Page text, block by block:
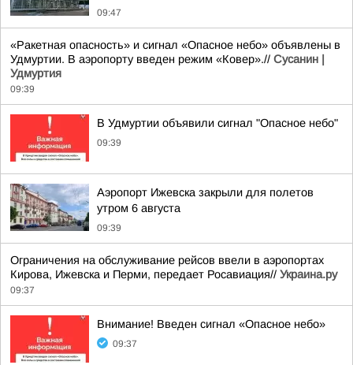
09:47
«Ракетная опасность» и сигнал «Опасное небо» объявлены в
Удмуртии. В аэропорту введен режим «Ковер».// Сусанин |
Удмуртия
09:39
В Удмуртии объявили сигнал "Опасное небо"
09:39
Аэропорт Ижевска закрыли для полетов
утром 6 августа
09:39
Ограничения на обслуживание рейсов ввели в аэропортах
Кирова, Ижевска и Перми, передает Росавиация// Украина.ру
09:37
Внимание! Введен сигнал «Опасное небо»
09:37